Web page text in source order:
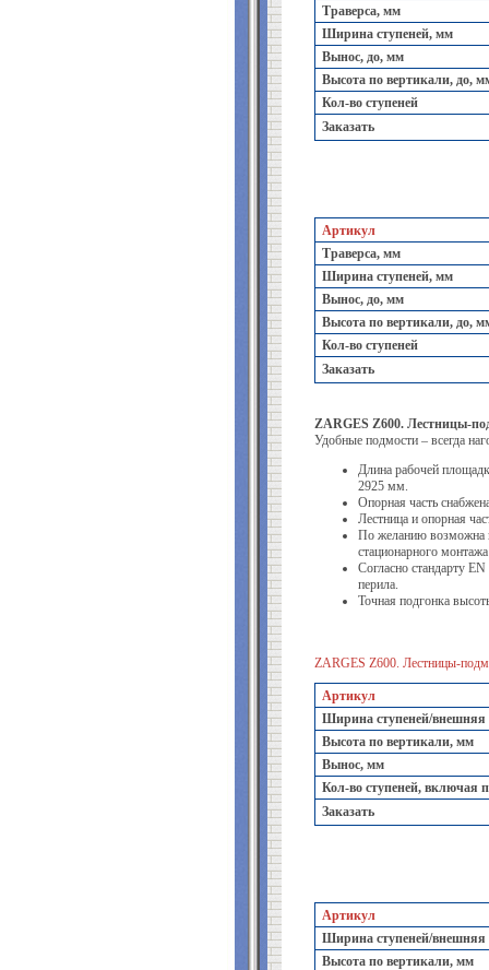
Траверса, мм
Ширина ступеней, мм
Вынос, до, мм
Высота по вертикали, до,
Кол-во ступеней
Заказать
Артикул
Траверса, мм
Ширина ступеней, мм
Вынос, до, мм
Высота по вертикали, до,
Кол-во ступеней
Заказать
ZARGES Z600. Лестницы-
Удобные подмости – всегда
Длина рабочей
2925 мм.
Опорная часть
Лестница и опорная
По желанию возможна
стационарного
Согласно стандарту
перила.
Точная подгонка
ZARGES Z600. Лестницы-
Артикул
Ширина ступеней/
Высота по вертикали, мм
Вынос, мм
Кол-во ступеней, включая
Заказать
Артикул
Ширина ступеней/
Высота по вертикали, мм